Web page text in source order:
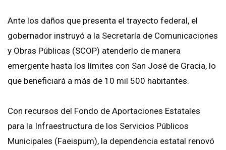
Ante los daños que presenta el trayecto federal, el
gobernador instruyó a la Secretaría de Comunicaciones
y Obras Públicas (SCOP) atenderlo de manera
emergente hasta los límites con San José de Gracia, lo
que beneficiará a más de 10 mil 500 habitantes.
Con recursos del Fondo de Aportaciones Estatales
para la Infraestructura de los Servicios Públicos
Municipales (Faeispum), la dependencia estatal renovó